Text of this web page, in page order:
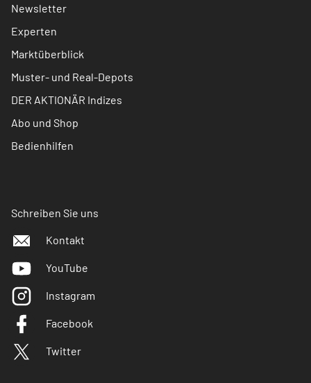
Newsletter
Experten
Marktüberblick
Muster- und Real-Depots
DER AKTIONÄR Indizes
Abo und Shop
Bedienhilfen
Schreiben Sie uns
Kontakt
YouTube
Instagram
Facebook
Twitter